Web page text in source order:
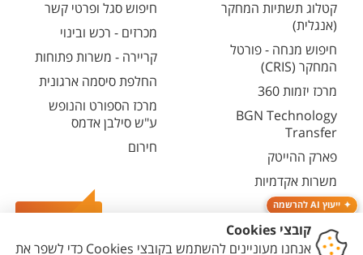
ייעוץ AI להרשמה
קטלוג תשתיות המחקר
(אנגלית)
חיפוש מנחה - פורטל
המחקר (CRIS)
מרכז יזמות 360
BGN Technology
Transfer
פארק ההייטק
משרות אקדמיות
חיפוש סגל ופרטי קשר
מכרזים - רכש ובינוי
קריירה - משרות פתוחות
החלפת סיסמה ארגונית
מרכז הספורט והנופש
ע"ש סילבן אדמס
חירום